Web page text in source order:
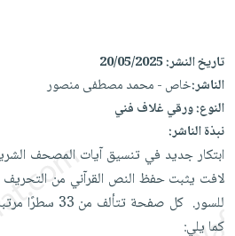
على
Android
تحميل
iKitab
على
Apple
على
Apple
جوائزالعناية
الشخصية
العناية
وتصفيف
الشعر
العناية
بالجسم
والسفرة
جديد
الكل
أواني
الطهي
أدوات
متجر
الهدايا
أقسام
تاريخ النشر:20/05/2025
الناشر:خاص - محمد مصطفى منصور
النوع:ورقي غلاف فني
نبذة الناشر:
ابتكار جديد في تنسيق آيات المصحف
لافت يثبت حفظ النص القرآني من التحريف
‏كما يلي: